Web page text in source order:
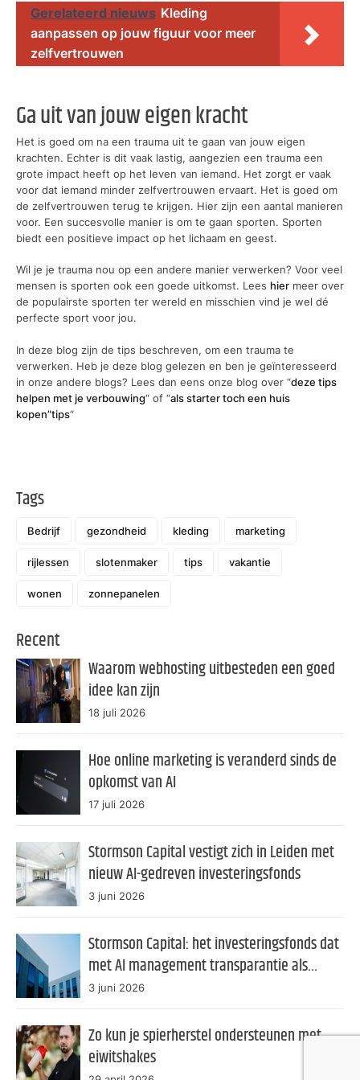
Gerelateerd nieuws Kleding
aanpassen op jouw figuur voor meer
zelfvertrouwen
Ga uit van jouw eigen kracht
Het is goed om na een trauma uit te gaan van jouw eigen
krachten. Echter is dit vaak lastig, aangezien een trauma een
grote impact heeft op het leven van iemand. Het zorgt er vaak
voor dat iemand minder zelfvertrouwen ervaart. Het is goed om
de zelfvertrouwen terug te krijgen. Hier zijn een aantal manieren
voor. Een succesvolle manier is om te gaan sporten. Sporten
biedt een positieve impact op het lichaam en geest.
Wil je je trauma nou op een andere manier verwerken? Voor veel
mensen is sporten ook een goede uitkomst. Lees hier meer over
de populairste sporten ter wereld en misschien vind je wel dé
perfecte sport voor jou.
In deze blog zijn de tips beschreven, om een trauma te
verwerken. Heb je deze blog gelezen en ben je geïnteresseerd
in onze andere blogs? Lees dan eens onze blog over “deze tips
helpen met je verbouwing“ of “als starter toch een huis
kopen”tips“
Tags
Bedrijf gezondheid kleding marketing
rijlessen slotenmaker tips vakantie
wonen zonnepanelen
Recent
Waarom webhosting uitbesteden een goed
idee kan zijn
18 juli 2026
Hoe online marketing is veranderd sinds de
opkomst van AI
17 juli 2026
Stormson Capital vestigt zich in Leiden met
nieuw AI-gedreven investeringsfonds
3 juni 2026
Stormson Capital: het investeringsfonds dat
met AI management transparantie als
product verkoopt
3 juni 2026
Zo kun je spierherstel ondersteunen met
eiwitshakes